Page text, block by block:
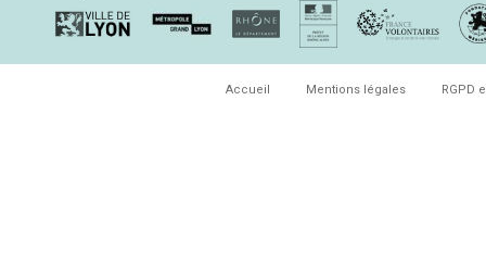
Accueil Mentions légales RGPD